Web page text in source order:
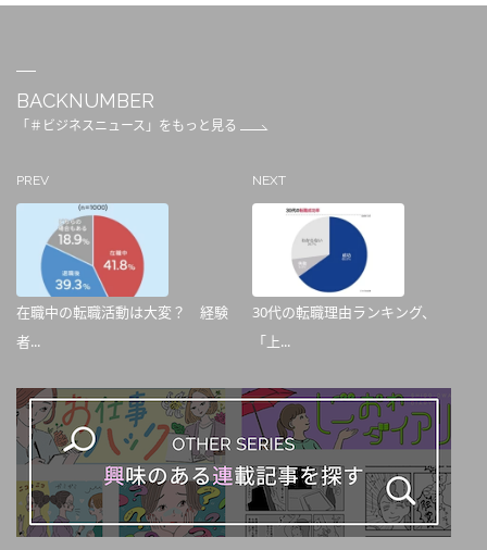
BACKNUMBER
「＃ビジネスニュース」をもっと見る
PREV
在職中の転職活動は大変？ 経験
者...
NEXT
30代の転職理由ランキング、
「上...